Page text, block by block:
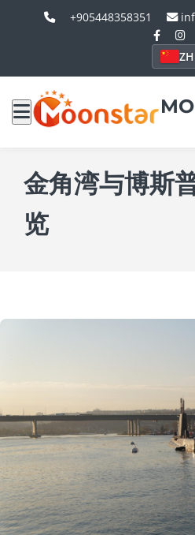
+905448358351
ZH
金角湾与博斯
览